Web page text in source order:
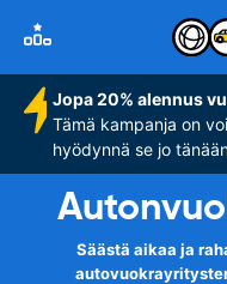
Jopa 20% alennus
Tämä kampanja on
hyödynnä se jo
Säästä aikaa ja